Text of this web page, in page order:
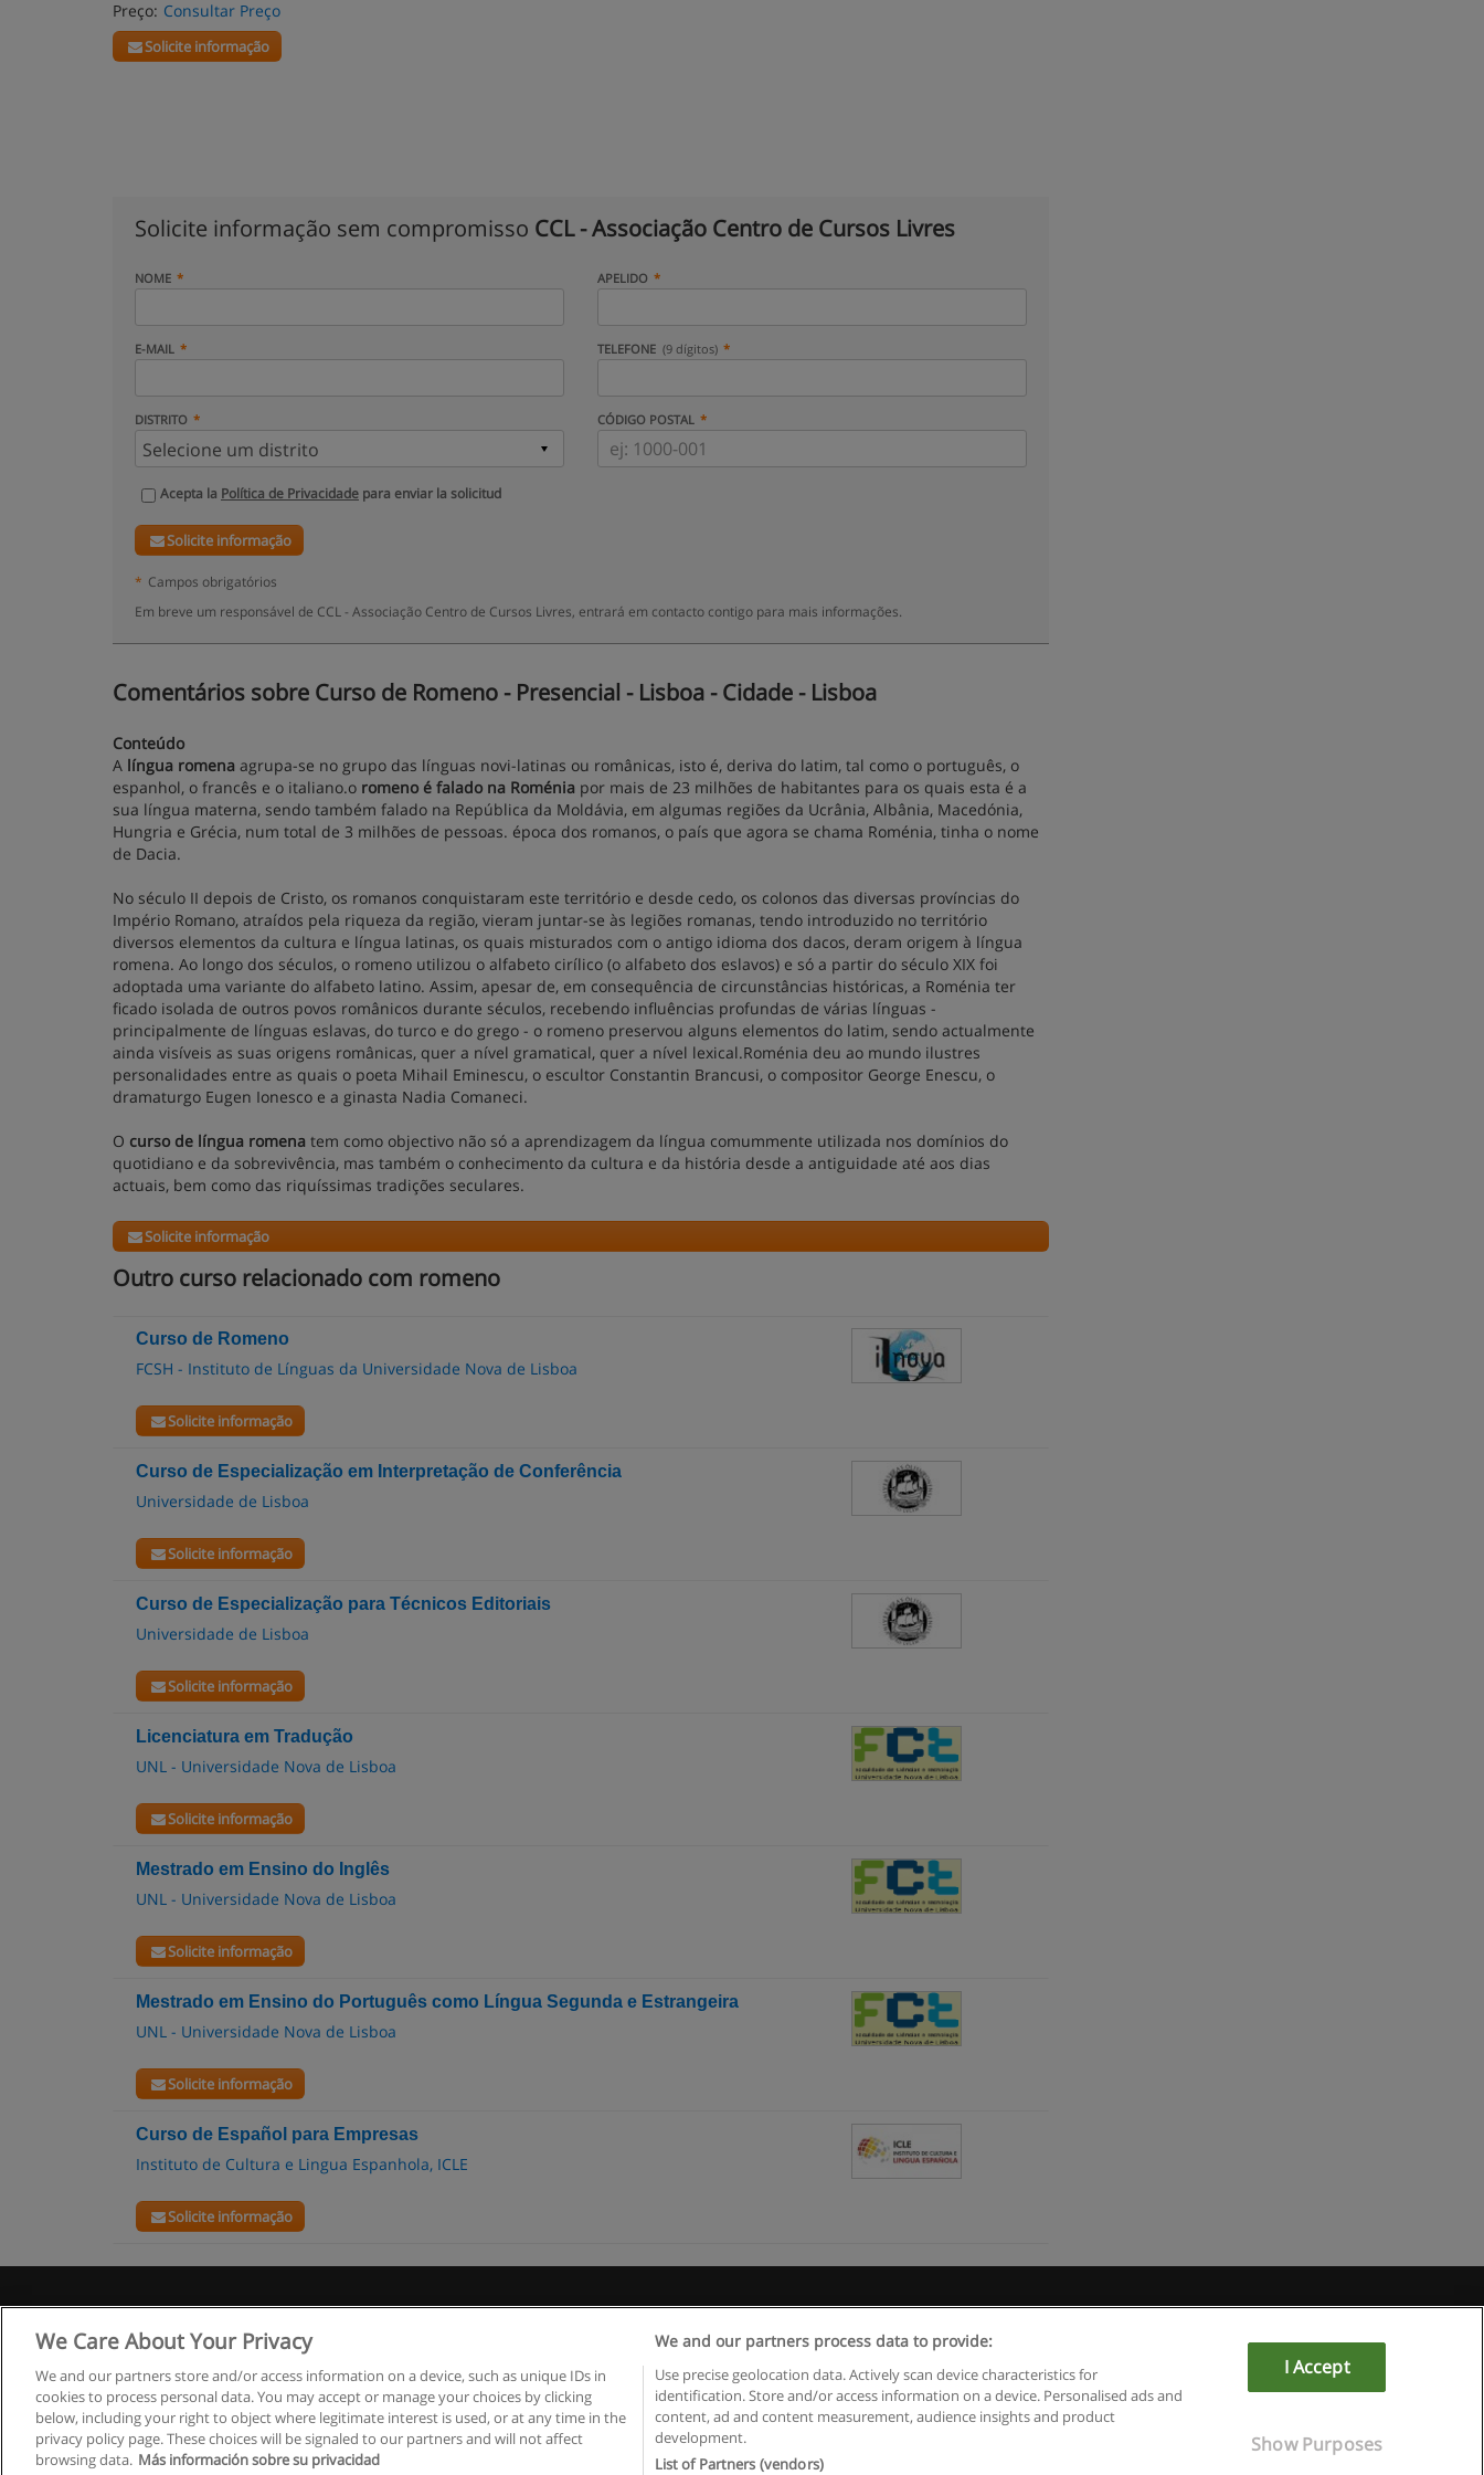
Preço: Consultar Preço
Solicite informação
Solicite informação sem compromisso CCL - Associação Centro de Cursos Livres
NOME APELIDO
E-MAIL TELEFONE (9 dígitos)
DISTRITO CÓDIGO POSTAL
Acepta la Política de Privacidade para enviar la solicitud
Solicite informação
* Campos obrigatórios
Em breve um responsável de CCL - Associação Centro de Cursos Livres, entrará em contacto contigo para mais informações.
Comentários sobre Curso de Romeno - Presencial - Lisboa - Cidade - Lisboa
Conteúdo
A língua romena agrupa-se no grupo das línguas novi-latinas ou românicas, isto é, deriva do latim, tal como o português, o
espanhol, o francês e o italiano.o romeno é falado na Roménia por mais de 23 milhões de habitantes para os quais esta é a
sua língua materna, sendo também falado na República da Moldávia, em algumas regiões da Ucrânia, Albânia, Macedónia,
Hungria e Grécia, num total de 3 milhões de pessoas. época dos romanos, o país que agora se chama Roménia, tinha o nome
de Dacia.
No século II depois de Cristo, os romanos conquistaram este território e desde cedo, os colonos das diversas províncias do
Império Romano, atraídos pela riqueza da região, vieram juntar-se às legiões romanas, tendo introduzido no território
diversos elementos da cultura e língua latinas, os quais misturados com o antigo idioma dos dacos, deram origem à língua
romena. Ao longo dos séculos, o romeno utilizou o alfabeto cirílico (o alfabeto dos eslavos) e só a partir do século XIX foi
adoptada uma variante do alfabeto latino. Assim, apesar de, em consequência de circunstâncias históricas, a Roménia ter
ficado isolada de outros povos românicos durante séculos, recebendo influências profundas de várias línguas -
principalmente de línguas eslavas, do turco e do grego - o romeno preservou alguns elementos do latim, sendo actualmente
ainda visíveis as suas origens românicas, quer a nível gramatical, quer a nível lexical.Roménia deu ao mundo ilustres
personalidades entre as quais o poeta Mihail Eminescu, o escultor Constantin Brancusi, o compositor George Enescu, o
dramaturgo Eugen Ionesco e a ginasta Nadia Comaneci.
O curso de língua romena tem como objectivo não só a aprendizagem da língua comummente utilizada nos domínios do
quotidiano e da sobrevivência, mas também o conhecimento da cultura e da história desde a antiguidade até aos dias
actuais, bem como das riquíssimas tradições seculares.
Solicite informação
Outro curso relacionado com romeno
Curso de Romeno
FCSH - Instituto de Línguas da Universidade Nova de Lisboa
Solicite informação
Curso de Especialização em Interpretação de Conferência
Universidade de Lisboa
Solicite informação
Curso de Especialização para Técnicos Editoriais
Universidade de Lisboa
Solicite informação
Licenciatura em Tradução
UNL - Universidade Nova de Lisboa
Solicite informação
Mestrado em Ensino do Inglês
UNL - Universidade Nova de Lisboa
Solicite informação
Mestrado em Ensino do Português como Língua Segunda e Estrangeira
UNL - Universidade Nova de Lisboa
Solicite informação
Curso de Español para Empresas
Instituto de Cultura e Lingua Espanhola, ICLE
Solicite informação
Copyright © Educaedu Business S.L. - CIF : B-95610580: - www.educaedu.com.pt
We Care About Your Privacy
We and our partners store and/or access information on a device, such as unique IDs in
cookies to process personal data. You may accept or manage your choices by clicking
below, including your right to object where legitimate interest is used, or at any time in the
privacy policy page. These choices will be signaled to our partners and will not affect
browsing data. Más información sobre su privacidad
We and our partners process data to provide:
Use precise geolocation data. Actively scan device characteristics for
identification. Store and/or access information on a device. Personalised ads and
content, ad and content measurement, audience insights and product
development.
List of Partners (vendors)
I Accept
Show Purposes